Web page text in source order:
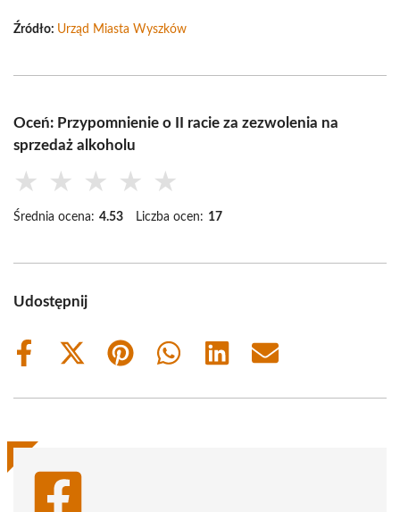
Źródło: Urząd Miasta Wyszków
Oceń: Przypomnienie o II racie za zezwolenia na
sprzedaż alkoholu
★ ★ ★ ★ ★
Średnia ocena: 4.53 Liczba ocen: 17
Udostępnij
Share
Share
(Twitter)
Share
Share
Share
Share